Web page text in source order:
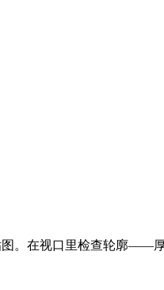
图。在视口里检查轮廓——